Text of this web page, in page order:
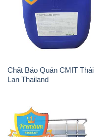
Chất Bảo Quản CMIT Thái
Lan Thailand